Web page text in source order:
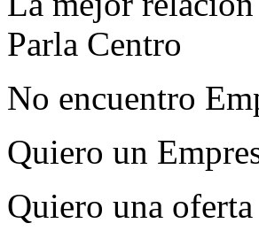
Parla Centro
No encuentro
Quiero un
Quiero una